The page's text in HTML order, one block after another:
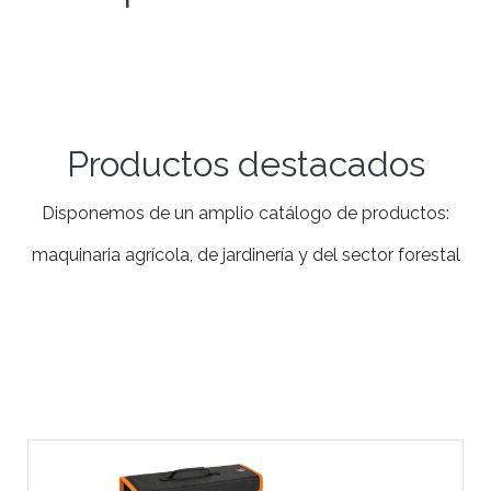
Productos destacados
Disponemos de un amplio catálogo de productos:
maquinaria agrícola, de jardinería y del sector forestal